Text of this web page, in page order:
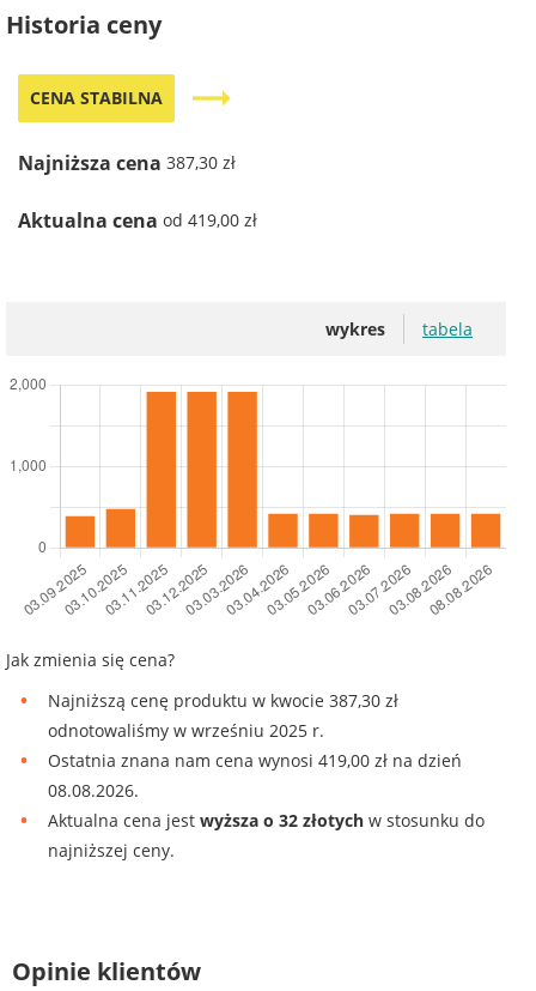
Historia ceny
CENA STABILNA trending_flat
Najniższa cena 387,30 zł
Aktualna cena od 419,00 zł
wykres tabela
Jak zmienia się cena?
Najniższą cenę produktu w kwocie 387,30 zł
odnotowaliśmy w wrześniu 2025 r.
Ostatnia znana nam cena wynosi 419,00 zł na dzień
08.08.2026.
Aktualna cena jest wyższa o 32 złotych w stosunku do
najniższej ceny.
Opinie klientów